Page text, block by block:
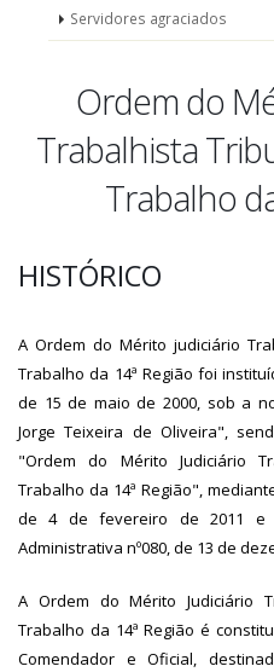
Servidores agraciados
Ordem do
Trabalhista
Trabalho
HISTÓRICO
A Ordem do Mérito judiciário
Trabalho da 14ª Região foi
de 15 de maio de 2000, sob a
Jorge Teixeira de Oliveira",
"Ordem do Mérito Judiciário
Trabalho da 14ª Região",
de 4 de fevereiro de 2011 e
Administrativa nº080, de 13 de
A Ordem do Mérito Judiciário
Trabalho da 14ª Região é
Comendador e Oficial,